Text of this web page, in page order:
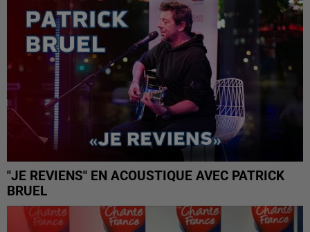
"JE REVIENS" EN ACOUSTIQUE AVEC PATRICK
BRUEL